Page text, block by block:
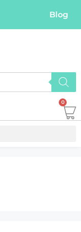
Blog
0